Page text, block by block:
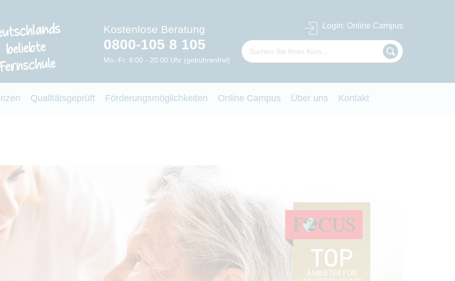
Login: Online Campus
Kostenlose Beratung
0800-105 8 105
Mo.-Fr. 8:00 - 20:00 Uhr (gebührenfrei)
Qualitätsgeprüft Förderungsmöglichkeiten Online Campus Über uns Kontakt